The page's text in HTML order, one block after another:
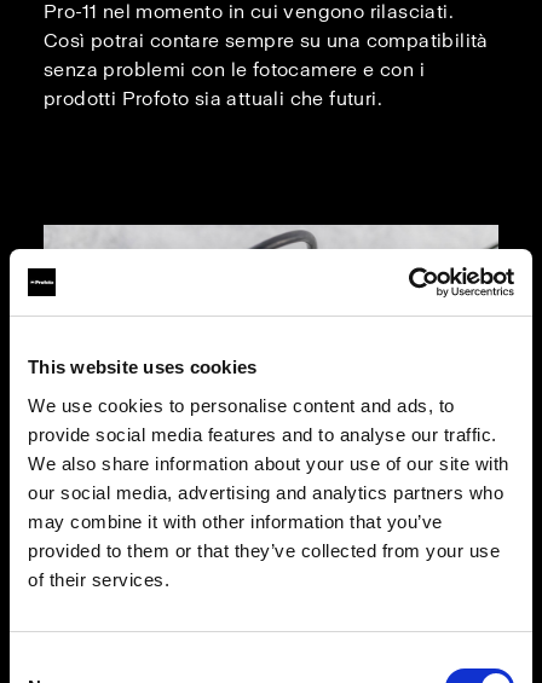
This website uses cookies
We use cookies to personalise content and ads, to
provide social media features and to analyse our traffic.
We also share information about your use of our site with
our social media, advertising and analytics partners who
may combine it with other information that you’ve
provided to them or that they’ve collected from your use
of their services.
Pro-11 nel momento in cui vengono rilasciati.
Così potrai contare sempre su una compatibilità
senza problemi con le fotocamere e con i
prodotti Profoto sia attuali che futuri.
Precisione e controllo impressionanti
di mano sarà semplice ottenere il set-up di luce